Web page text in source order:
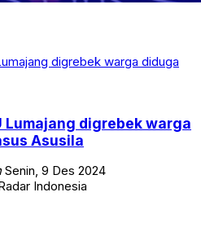
Lumajang digrebek warga
Asusila
Senin, 9 Des 2024
Indonesia